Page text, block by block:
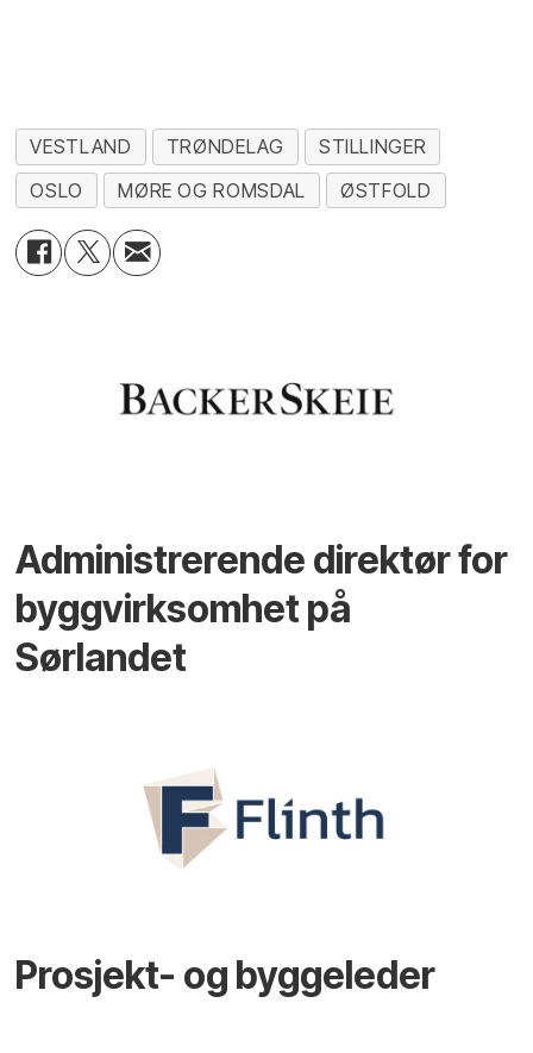
VESTLAND TRØNDELAG
STILLINGER
OSLO
MØRE OG ROMSDAL ØSTFOLD
Administrerende direktør for
byggvirksomhet på
Sørlandet
Prosjekt- og byggeleder